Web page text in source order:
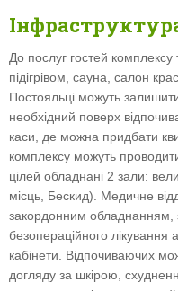
До послуг гостей
підігрівом, сауна, салон
Постояльці можуть
необхідний поверх
каси, де можна придбати
комплексу можуть
цілей обладнані 2 зали:
місць, Бескид). Медичне
закордонним обладнанням,
безопераційного
кабінети. Відпочиваючих
догляду за шкірою,